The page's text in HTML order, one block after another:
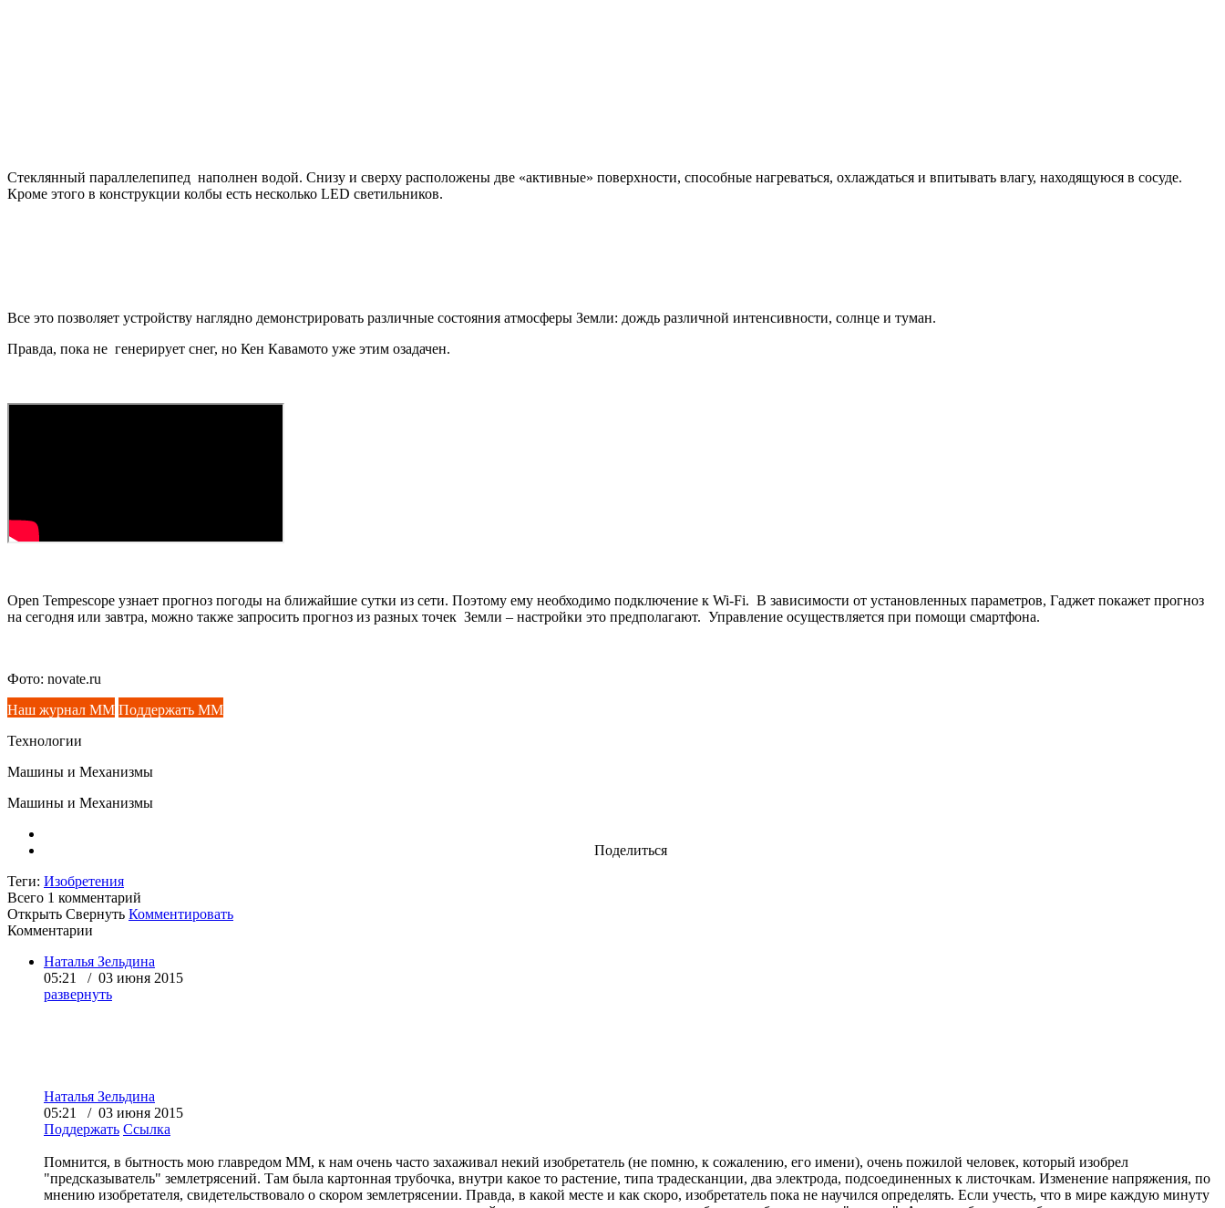
Стеклянный параллелепипед наполнен водой. Снизу и сверху расположены две «активные» поверхности, способные нагреваться, охлаждаться и впитывать влагу, находящуюся в сосуде.
Кроме этого в конструкции колбы есть несколько LED светильников.
Все это позволяет устройству наглядно демонстрировать различные состояния атмосферы Земли: дождь различной интенсивности, солнце и туман.
Правда, пока не генерирует снег, но Кен Кавамото уже этим озадачен.
Open Tempescope узнает прогноз погоды на ближайшие сутки из сети. Поэтому ему необходимо подключение к Wi-Fi. В зависимости от установленных параметров, Гаджет покажет прогноз
на сегодня или завтра, можно также запросить прогноз из разных точек Земли – настройки это предполагают. Управление осуществляется при помощи смартфона.
Фото: novate.ru
Наш журнал ММ Поддержать ММ
Технологии
Машины и Механизмы
Машины и Механизмы
Поделиться
Теги: Изобретения
Всего 1 комментарий
Открыть Свернуть Комментировать
Комментарии
Наталья Зельдина
05:21 / 03 июня 2015
развернуть
Наталья Зельдина
05:21 / 03 июня 2015
Поддержать Ссылка
Помнится, в бытность мою главредом ММ, к нам очень часто захаживал некий изобретатель (не помню, к сожалению, его имени), очень пожилой человек, который изобрел
"предсказыватель" землетрясений. Там была картонная трубочка, внутри какое то растение, типа традесканции, два электрода, подсоединенных к листочкам. Изменение напряжения, по
мнению изобретателя, свидетельствовало о скором землетрясении. Правда, в какой месте и как скоро, изобретатель пока не научился определять. Если учесть, что в мире каждую минуту